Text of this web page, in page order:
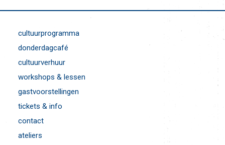
cultuurprogramma
donderdagcafé
cultuurverhuur
workshops & lessen
gastvoorstellingen
tickets & info
contact
ateliers